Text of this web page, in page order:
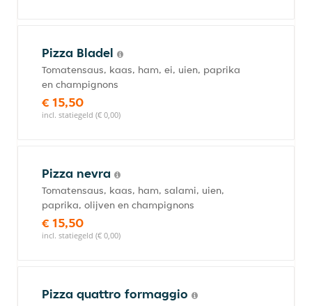
Pizza Bladel
Tomatensaus, kaas, ham, ei, uien, paprika
en champignons
€ 15,50
incl. statiegeld (€ 0,00)
Pizza nevra
Tomatensaus, kaas, ham, salami, uien,
paprika, olijven en champignons
€ 15,50
incl. statiegeld (€ 0,00)
Pizza quattro formaggio